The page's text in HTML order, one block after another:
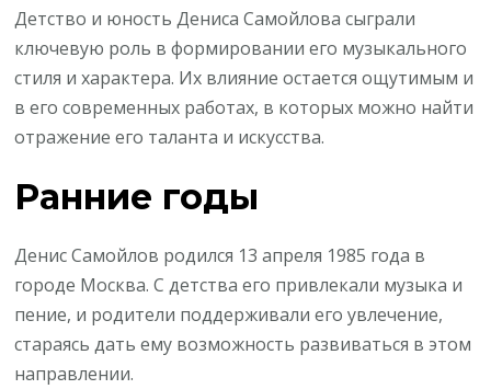
Детство и юность Дениса Самойлова сыграли
ключевую роль в формировании его музыкального
стиля и характера. Их влияние остается ощутимым и
в его современных работах, в которых можно найти
отражение его таланта и искусства.
Ранние годы
Денис Самойлов родился 13 апреля 1985 года в
городе Москва. С детства его привлекали музыка и
пение, и родители поддерживали его увлечение,
стараясь дать ему возможность развиваться в этом
направлении.